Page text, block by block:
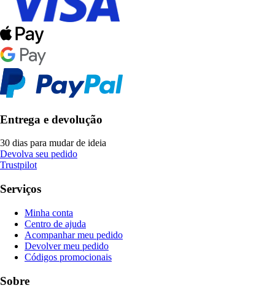
Entrega e devolução
30 dias para mudar de ideia
Devolva seu pedido
Trustpilot
Serviços
Minha conta
Centro de ajuda
Acompanhar meu pedido
Devolver meu pedido
Códigos promocionais
Sobre